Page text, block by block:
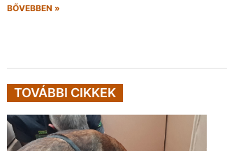
BŐVEBBEN »
TOVÁBBI CIKKEK